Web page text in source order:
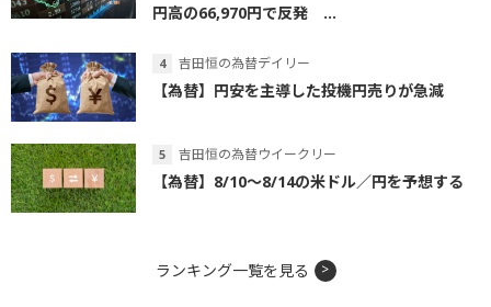
円高の66,970円で反発 ...
吉田恒の為替デイリー
【為替】円安を主導した投機円売りが急減
吉田恒の為替ウイークリー
【為替】8/10～8/14の米ドル／円を予想する
ランキング一覧を見る